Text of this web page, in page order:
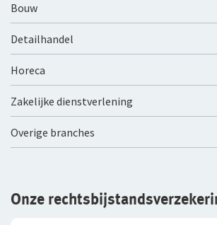
Nabestaandenverzekering Collectief
Ongevallenverzekering Collectief
WGA-eigenrisicoverzekering
Voor jou als ondernemer
Arbeidsongeschiktheidsverzekering
zelfstandig ondernemers
Bouw
Detailhandel
Horeca
Zakelijke dienstverlening
Overige branches
Onze